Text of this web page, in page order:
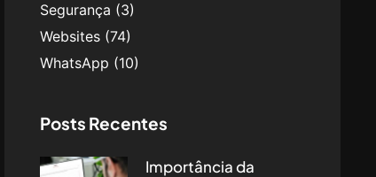
Segurança (3)
Websites(74)
WhatsApp (10)
Posts Recentes
Importância da